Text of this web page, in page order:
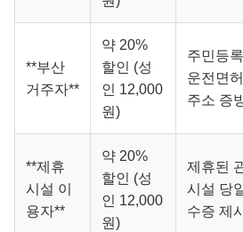
**부산
거주자**
약 20%
할인 (성
인 12,000
원)
주민등
운전면
주소 증
**제휴
시설 이
용자**
약 20%
할인 (성
인 12,000
원)
제휴된
시설 당
수증 제시